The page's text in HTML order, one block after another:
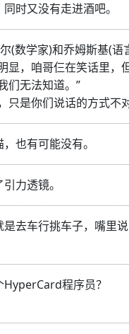
时又没有走进酒吧。
(数学家)和乔姆斯基(语
显，咱哥仨在笑话里，
们无法知道。”
只是你们说话的方式不
也有可能没有。
力透镜。
去车行挑车子，嘴里
程序员？